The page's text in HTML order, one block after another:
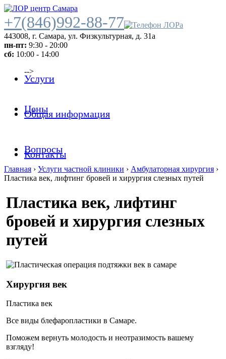
+7(846)992-88-77
443008, г. Самара, ул. Физкультурная, д. 31а
пн-пт: 9:30 - 20:00
сб: 10:00 - 14:00
-->
Услуги
Цены
Общая информация
Вопросы
Контакты
Главная › Услуги частной клиники › Амбулаторная хирургия ›
Пластика век, лифтинг бровей и хирургия слезных путей
Пластика век, лифтинг
бровей и хирургия слезных
путей
Хирургия век
Пластика век
Все виды блефаропластики в Самаре.
Поможем вернуть молодость и неотразимость вашему
взгляду!